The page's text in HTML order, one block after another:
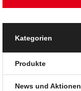
Kategorien
Produkte
News und Aktionen